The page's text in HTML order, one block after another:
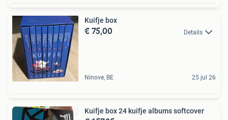
Kuifje box
€ 75,00 Details
Ninove, BE 25 jul 26
Kuifje box 24 kuifje albums softcover